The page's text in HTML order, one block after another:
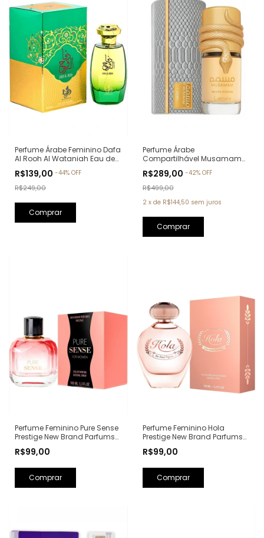
Perfume Árabe Feminino Dafa
Al Rooh Al Wataniah Eau de
R$139,00 -44% OFF
R$249,00
Perfume Árabe
Compartilhável Musamam
Parfum - 100ml
R$289,00 -42% OFF
R$499,00
2 x de R$144,50 sem juros
Perfume Feminino Pure Sense
Prestige New Brand Parfums
Olfativa: Pure XS For Her
R$99,00
Perfume Feminino Hola
Prestige New Brand Parfums
Olfativa: Olympéa Paco
R$99,00